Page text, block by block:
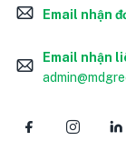
Email nhận
Email nhận